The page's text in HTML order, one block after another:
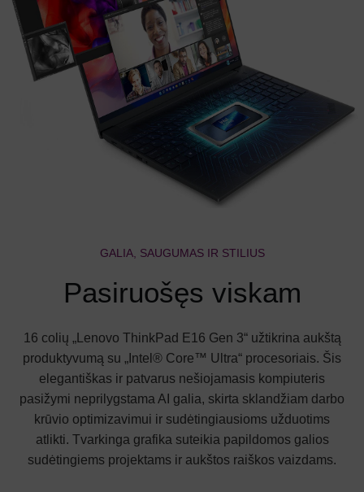
GALIA, SAUGUMAS IR STILIUS
Pasiruošęs viskam
16 colių „Lenovo ThinkPad E16 Gen 3“ užtikrina aukštą
produktyvumą su „Intel® Core™ Ultra“ procesoriais. Šis
elegantiškas ir patvarus nešiojamasis kompiuteris
pasižymi neprilygstama AI galia, skirta sklandžiam darbo
krūvio optimizavimui ir sudėtingiausioms užduotims
atlikti. Tvarkinga grafika suteikia papildomos galios
sudėtingiems projektams ir aukštos raiškos vaizdams.